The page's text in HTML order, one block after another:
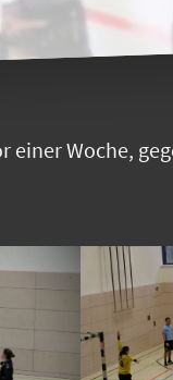
einer Woche,